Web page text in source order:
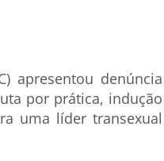
apresentou denúncia
por prática, indução
uma líder transexual